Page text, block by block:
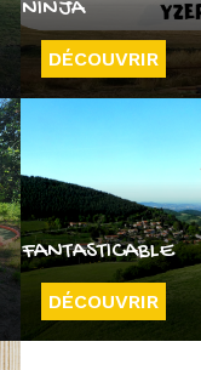
NINJA
DÉCOUVRIR
FANTASTICABLE
DÉCOUVRIR